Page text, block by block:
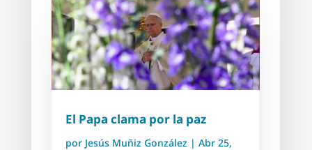
El Papa clama por la paz
por Jesús Muñiz González| Abr 25,